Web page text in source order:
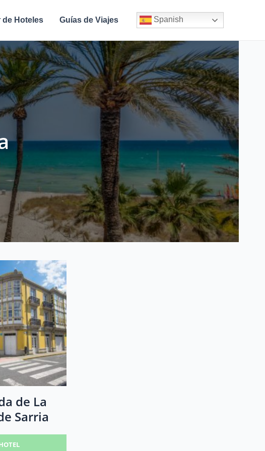
de Hoteles Guías de Viajes Spanish
de La
Sarria